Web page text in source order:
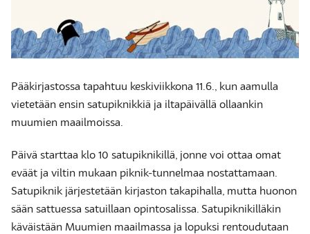
Pääkirjastossa tapahtuu keskiviikkona 11.6., kun aamulla
vietetään ensin satupiknikkiä ja iltapäivällä ollaankin
muumien maailmoissa.
Päivä starttaa klo 10 satupiknikillä, jonne voi ottaa omat
eväät ja viltin mukaan piknik-tunnelmaa nostattamaan.
Satupiknik järjestetään kirjaston takapihalla, mutta huonon
sään sattuessa satuillaan opintosalissa. Satupiknikilläkin
käväistään Muumien maailmassa ja lopuksi rentoudutaan